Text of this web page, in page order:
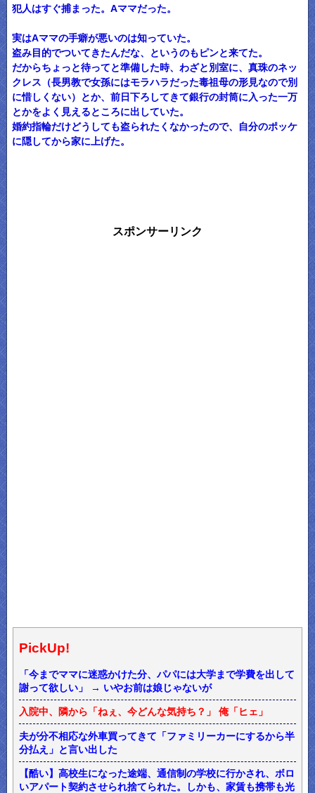
犯人はすぐ捕まった。Aママだった。
実はAママの手癖が悪いのは知っていた。
盗み目的でついてきたんだな、というのもピンと来てた。
だからちょっと待ってと準備した時、わざと別室に、真珠のネッ
クレス（長男教で女孫にはモラハラだった毒祖母の形見なので別
に惜しくない）とか、前日下ろしてきて銀行の封筒に入った一万
とかをよく見えるところに出していた。
婚約指輪だけどうしても盗られたくなかったので、自分のポッケ
に隠してから家に上げた。
スポンサーリンク
PickUp!
「今までママに迷惑かけた分、パパには大学まで学費を出して
謝って欲しい」 → いやお前は娘じゃないが
入院中、隣から「ねぇ、今どんな気持ち？」 俺「ヒェ」
夫が分不相応な外車買ってきて「ファミリーカーにするから半
分払え」と言い出した
【酷い】高校生になった途端、通信制の学校に行かされ、ボロ
いアパート契約させられ捨てられた。しかも、家賃も携帯も光